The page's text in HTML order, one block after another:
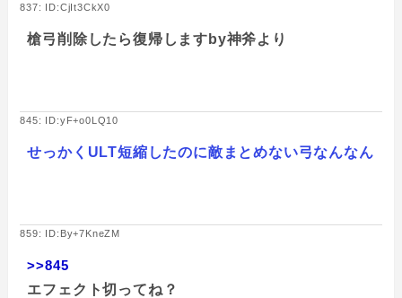
837: ID:CjIt3CkX0
槍弓削除したら復帰しますby神斧より
845: ID:yF+o0LQ10
せっかくULT短縮したのに敵まとめない弓なんなん
859: ID:By+7KneZM
>>845
エフェクト切ってね？